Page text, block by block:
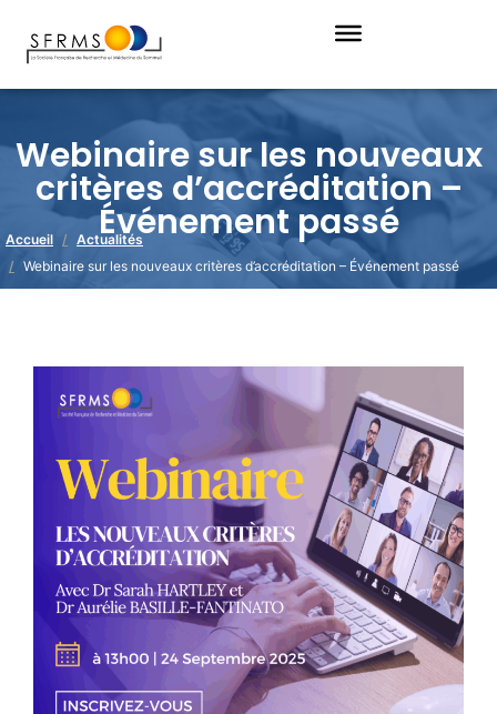
Accueil
Actualités
Webinaire sur les nouveaux critères d’accréditation – Événement passé
Webinaire sur les nouveaux
critères d’accréditation –
Événement passé